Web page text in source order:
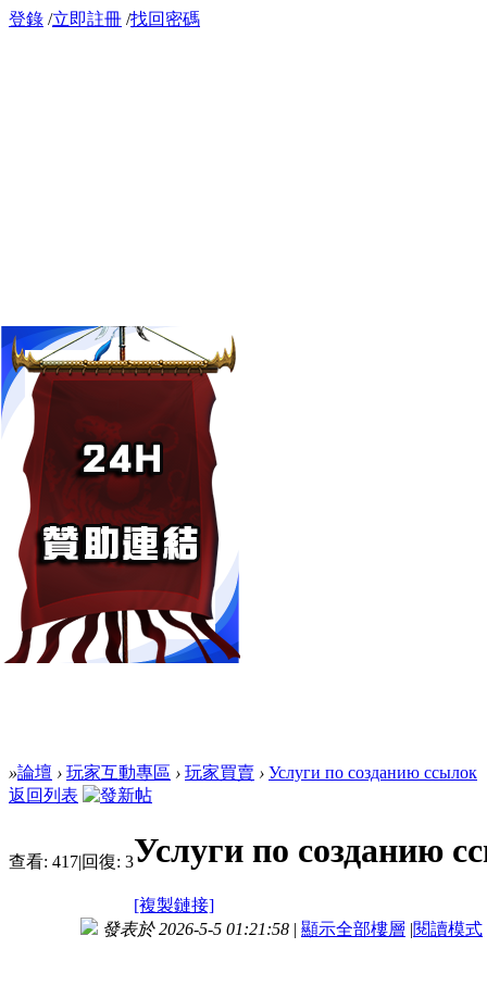
登錄 /立即註冊 /找回密碼
»論壇 › 玩家互動專區 › 玩家買賣 › Услуги по созданию ссылок
返回列表
查看: 417|回復: 3Услуги по созданию
[複製鏈接]
發表於 2026-5-5 01:21:58 | 顯示全部樓層 |閱讀模式